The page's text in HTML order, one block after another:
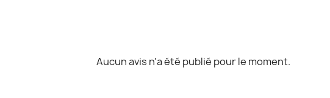
Aucun avis n'a été publié pour le moment.